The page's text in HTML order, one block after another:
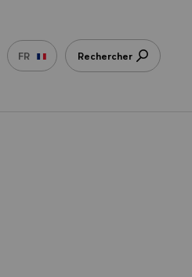
FR Rechercher